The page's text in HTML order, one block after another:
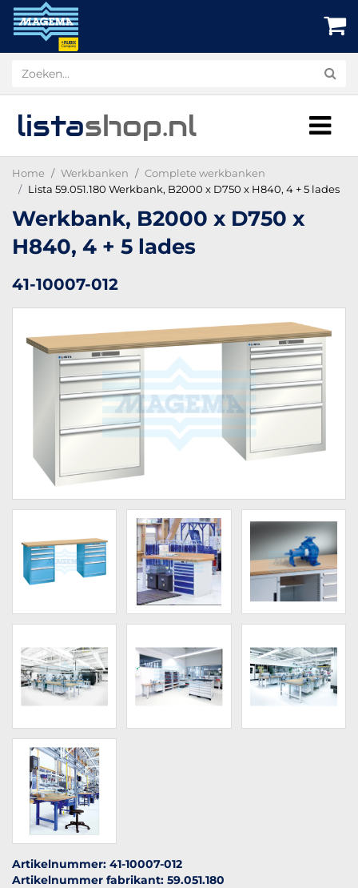
listashop.nl
Home Werkbanken
Complete werkbanken
Lista 59.051.180 Werkbank, B2000 x D750 x H840, 4 + 5 lades
Werkbank, B2000 x D750 x
H840, 4 + 5 lades
41-10007-012
Artikelnummer: 41-10007-012
Artikelnummer fabrikant: 59.051.180